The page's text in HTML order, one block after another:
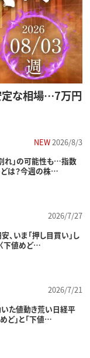
定な相場…7万円
NEW2026/8/3
れ」の可能性も…指数
どは？今週の株…
2026/7/27
いま「押し目買い」し
下値めど…
2026/7/21
た値動き荒い日経平
ど」と「下値…